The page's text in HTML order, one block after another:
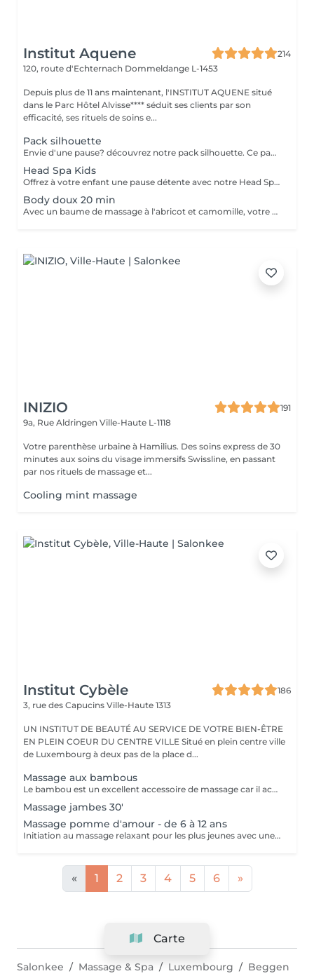
Institut Aquene
214
120, route d'Echternach Dommeldange L-1453
Depuis plus de 11 ans maintenant, l'INSTITUT AQUENE situé
dans le Parc Hôtel Alvisse**** séduit ses clients par son
efficacité, ses rituels de soins e...
Pack silhouette
Envie d'une pause? découvrez notre pack silhouette. Ce pack comprend: - Un gommage du corps pour exfolier la peau - Un enveloppement du corps pour le renourrir en profondeur - Un drainage lymphatique brésilien détoxifier le corps - Madérothérapie corps complet pour le raffermissant et l'aspect peau d'orange Au prix de 355€ au lieu de 418€
Head Spa Kids
Offrez à votre enfant une pause détente avec notre Head Spa Kids, un soin de 30 min spécialement conçu pour les jeunes de 10 à 13 ans. Ce rituel doux et apaisant prend soin de leur cuir chevelu tout en leur offrant un moment de relaxation adapté à leur âge. Ce soin comprend - Nettoyage délicat: Un lavage doux adapté aux cheveux et cuir chevelu des enfants. - Massage relaxant: Une gestuelle apaisante pour favoriser la détente et stimuler la microcirculation. - Hydratation légère: des produits respectueux, spécialement choisis pour nourrir et protéger leurs cheveux. Un sèche cheveux et des brosses sont mis à sa disposition pour que votre enfant ne sorte pas avec la tête mouillée
Body doux 20 min
Avec un baume de massage à l'abricot et camomille, votre enfant bénéficiera d'un massage doux de 20min pour l'arrière de son corps
INIZIO
191
9a, Rue Aldringen Ville-Haute L-1118
Votre parenthèse urbaine à Hamilius. Des soins express de 30
minutes aux soins du visage immersifs Swissline, en passant
par nos rituels de massage et...
Cooling mint massage
Institut Cybèle
186
3, rue des Capucins Ville-Haute 1313
UN INSTITUT DE BEAUTÉ AU SERVICE DE VOTRE BIEN-ÊTRE
EN PLEIN COEUR DU CENTRE VILLE Situé en plein centre ville
de Luxembourg à deux pas de la place d...
Massage aux bambous
Le bambou est un excellent accessoire de massage car il accentue le pouvoir des mouvements effectués par la masseuse. En Asie, c'est une plante exceptionnelle qui incarne l'apaisement, la tranquillité et la simplicité. Ce massage a la particularité de réduire l'aspect peau d'orange, c'est un merveilleux soin drainant et tonifiant. Il est également redynamisant et lutte contre la fatigue et le stress.
Massage jambes 30'
Massage pomme d'amour - de 6 à 12 ans
Initiation au massage relaxant pour les plus jeunes avec une gelée fondante aux notes gourmandes de pomme verte.
« 1 2 3 4 5 6 »
Carte
Salonkee Massage & Spa Luxembourg
Beggen